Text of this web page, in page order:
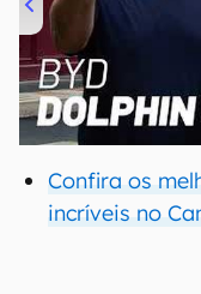
00:00/04:07
Confira os
incríveis no